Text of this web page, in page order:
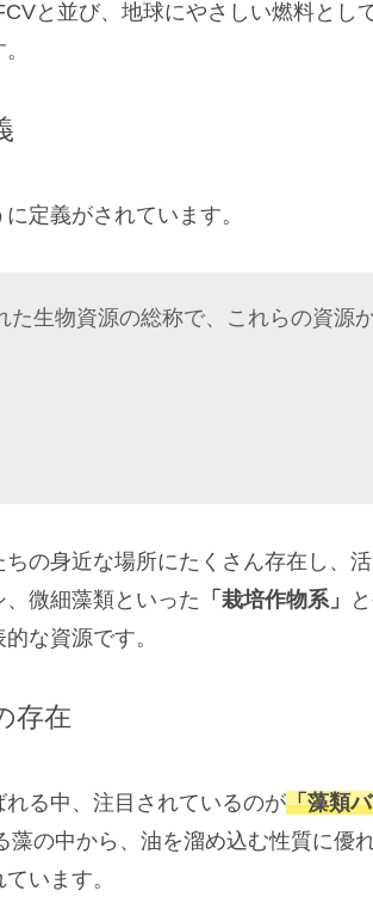
と並び、地球にやさしい燃料とし
定義がされています。
た生物資源の総称で、これらの資源
の身近な場所にたくさん存在し、
、微細藻類といった
「栽培作物系」
な資源です。
存在
る中、注目されているのが「藻類
藻の中から、油を溜め込む性質に優
います。